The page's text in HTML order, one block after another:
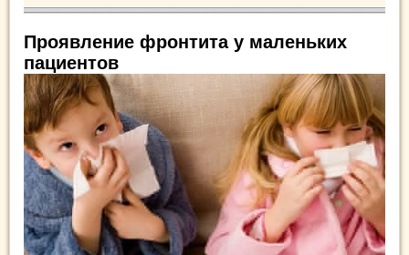
Проявление фронтита у маленьких
пациентов